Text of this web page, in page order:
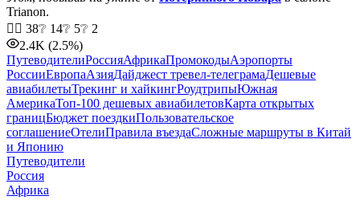
Trianon.
❤‍🔥 38❔ 14❔ 5❔ 2
2.4K (2.5%)
ПутеводителиРоссияАфрикаПромокодыАэропорты
РоссииЕвропаАзияДайджест тревел-телеграмаДешевые
авиабилетыТрекинг и хайкингРоудтрипыЮжная
АмерикаТоп-100 дешевых авиабилетовКарта открытых
границБюджет поездкиПользовательское
соглашениеОтелиПравила въездаСложные маршруты в Китай
и Японию
Путеводители
Россия
Африка